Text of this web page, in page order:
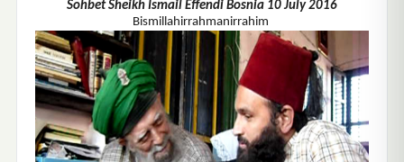
Sohbet Sheikh Ismail Effendi Bosnia 10 July 2016
Bismillahirrahmanirrahim